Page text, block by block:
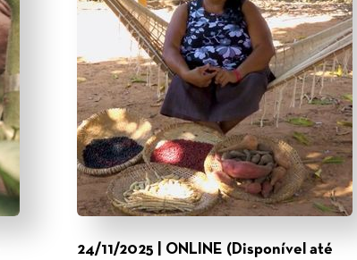
24/11/2025 | ONLINE (Disponível até